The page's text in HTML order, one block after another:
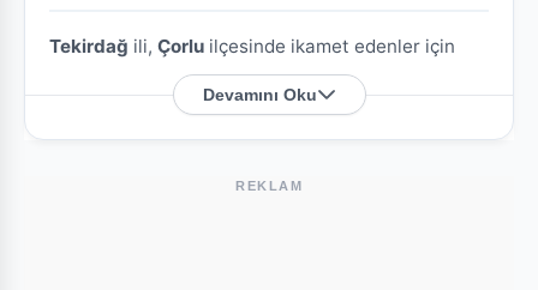
Tekirdağ ili, Çorlu ilçesinde ikamet edenler için
CarrefourSA Tekirdağ Çorlu Çetin Emeç Bulvarı
şubesine özel en güncel indirim broşürlerini
ve aktüel ürün fırsatlarını bu sayfada derledik.
CarrefourSA Tekirdağ Çorlu Çetin Emeç
Devamını Oku
REKLAM